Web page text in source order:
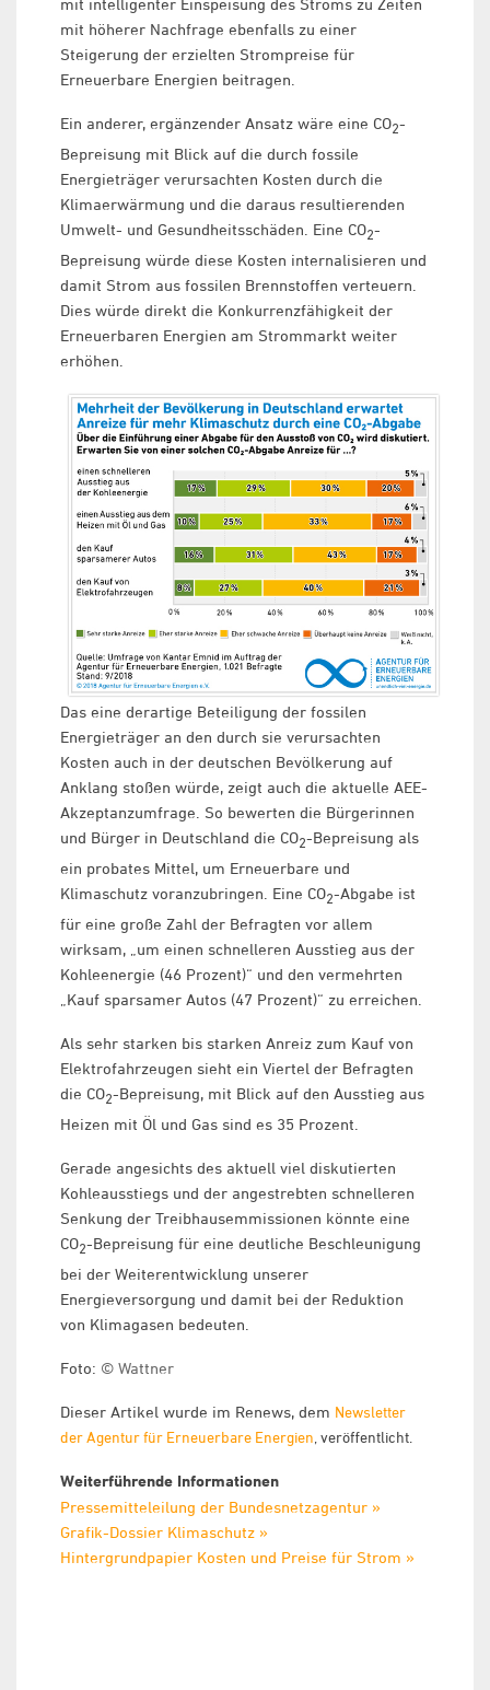
mit höherer Nachfrage ebenfalls zu einer
Steigerung der erzielten Strompreise für
Erneuerbare Energien beitragen.
Ein anderer, ergänzender Ansatz wäre eine CO2-
Bepreisung mit Blick auf die durch fossile
Energieträger verursachten Kosten durch die
Klimaerwärmung und die daraus resultierenden
Umwelt- und Gesundheitsschäden. Eine CO2-
Bepreisung würde diese Kosten internalisieren und
damit Strom aus fossilen Brennstoffen verteuern.
Dies würde direkt die Konkurrenzfähigkeit der
Erneuerbaren Energien am Strommarkt weiter
erhöhen.
Das eine derartige Beteiligung der fossilen
Energieträger an den durch sie verursachten
Kosten auch in der deutschen Bevölkerung auf
Anklang stoßen würde, zeigt auch die aktuelle AEE-
Akzeptanzumfrage. So bewerten die Bürgerinnen
und Bürger in Deutschland die CO2-Bepreisung als
ein probates Mittel, um Erneuerbare und
Klimaschutz voranzubringen. Eine CO2-Abgabe ist
für eine große Zahl der Befragten vor allem
wirksam, „um einen schnelleren Ausstieg aus der
Kohleenergie (46 Prozent)“ und den vermehrten
„Kauf sparsamer Autos (47 Prozent)“ zu erreichen.
Als sehr starken bis starken Anreiz zum Kauf von
Elektrofahrzeugen sieht ein Viertel der Befragten
die CO2-Bepreisung, mit Blick auf den Ausstieg aus
Heizen mit Öl und Gas sind es 35 Prozent.
Gerade angesichts des aktuell viel diskutierten
Kohleausstiegs und der angestrebten schnelleren
Senkung der Treibhausemmissionen könnte eine
CO2-Bepreisung für eine deutliche Beschleunigung
bei der Weiterentwicklung unserer
Energieversorgung und damit bei der Reduktion
von Klimagasen bedeuten.
Foto: © Wattner
Dieser Artikel wurde im Renews, dem Newsletter
der Agentur für Erneuerbare Energien , veröffentlicht.
Weiterführende Informationen
Pressemitteleilung der Bundesnetzagentur »
Grafik-Dossier Klimaschutz »
Hintergrundpapier Kosten und Preise für Strom »